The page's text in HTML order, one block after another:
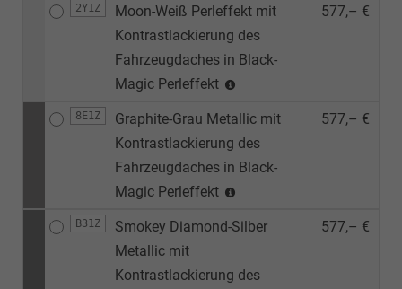
2Y1Z
Moon-Weiß Perleffekt mit
Kontrastlackierung des
Fahrzeugdaches in Black-
Magic Perleffekt
577,– €
8E1Z
Graphite-Grau Metallic mit
Kontrastlackierung des
Fahrzeugdaches in Black-
Magic Perleffekt
577,– €
B31Z
Smokey Diamond-Silber
Metallic mit
Kontrastlackierung des
577,– €